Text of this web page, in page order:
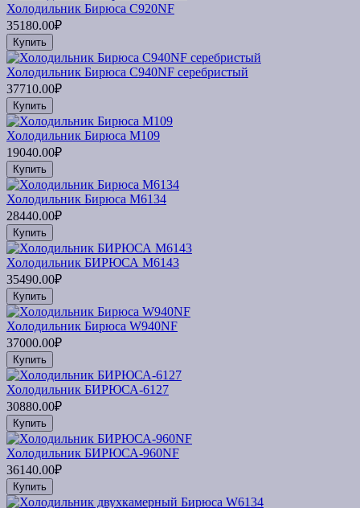
Холодильник Бирюса C920NF
35180.00₽
Купить
Холодильник Бирюса C940NF серебристый
37710.00₽
Купить
Холодильник Бирюса M109
19040.00₽
Купить
Холодильник Бирюса M6134
28440.00₽
Купить
Холодильник БИРЮСА M6143
35490.00₽
Купить
Холодильник Бирюса W940NF
37000.00₽
Купить
Холодильник БИРЮСА-6127
30880.00₽
Купить
Холодильник БИРЮСА-960NF
36140.00₽
Купить